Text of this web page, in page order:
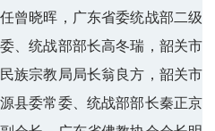
曾晓晖，广东省委统战部二级
、统战部部长高冬瑞，韶关市
族宗教局局长翁良方，韶关市
县委常委、统战部部长秦正京